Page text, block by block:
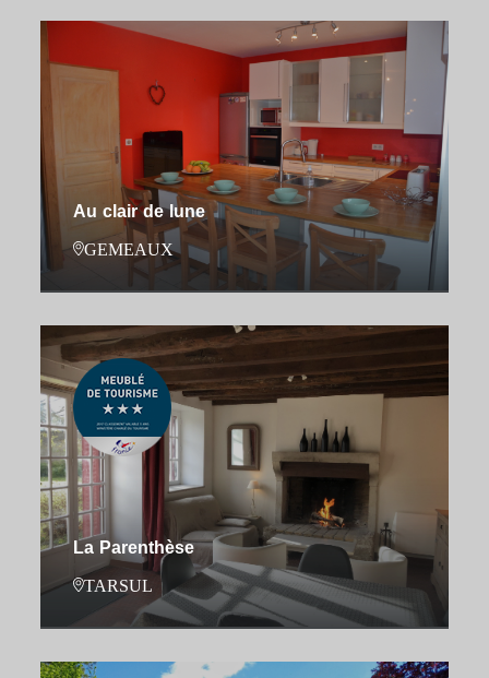
Au clair de lune
GEMEAUX
La Parenthèse
TARSUL